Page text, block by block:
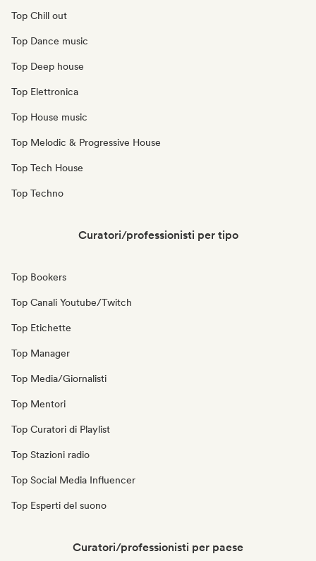
Top Chill out
Top Dance music
Top Deep house
Top Elettronica
Top House music
Top Melodic & Progressive House
Top Tech House
Top Techno
Curatori/professionisti per tipo
Top Bookers
Top Canali Youtube/Twitch
Top Etichette
Top Manager
Top Media/Giornalisti
Top Mentori
Top Curatori di Playlist
Top Stazioni radio
Top Social Media Influencer
Top Esperti del suono
Curatori/professionisti per paese